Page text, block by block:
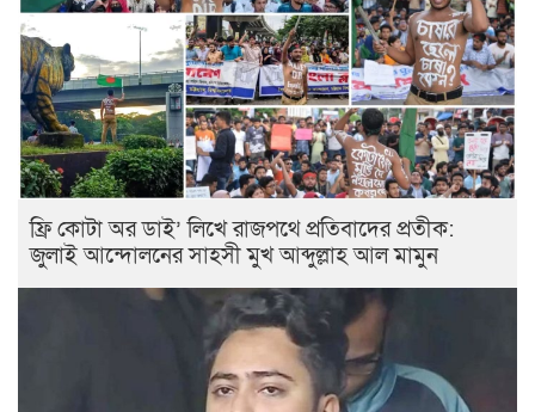
ফ্রি কোটা অর ডাই’ লিখে রাজপথে প্রতিবাদের প্রতীক:
জুলাই আন্দোলনের সাহসী মুখ আব্দুল্লাহ আল মামুন